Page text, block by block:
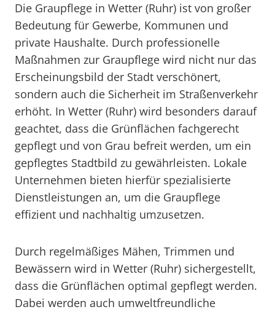
Die Graupflege in Wetter (Ruhr) ist von großer
Bedeutung für Gewerbe, Kommunen und
private Haushalte. Durch professionelle
Maßnahmen zur Graupflege wird nicht nur das
Erscheinungsbild der Stadt verschönert,
sondern auch die Sicherheit im Straßenverkehr
erhöht. In Wetter (Ruhr) wird besonders darauf
geachtet, dass die Grünflächen fachgerecht
gepflegt und von Grau befreit werden, um ein
gepflegtes Stadtbild zu gewährleisten. Lokale
Unternehmen bieten hierfür spezialisierte
Dienstleistungen an, um die Graupflege
effizient und nachhaltig umzusetzen.
Durch regelmäßiges Mähen, Trimmen und
Bewässern wird in Wetter (Ruhr) sichergestellt,
dass die Grünflächen optimal gepflegt werden.
Dabei werden auch umweltfreundliche